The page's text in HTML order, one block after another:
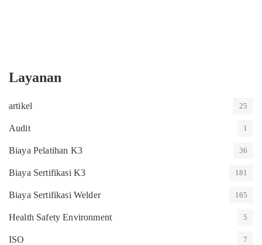
Layanan
artikel 25
Audit 1
Biaya Pelatihan K3 36
Biaya Sertifikasi K3 181
Biaya Sertifikasi Welder 165
Health Safety Environment 5
ISO 7